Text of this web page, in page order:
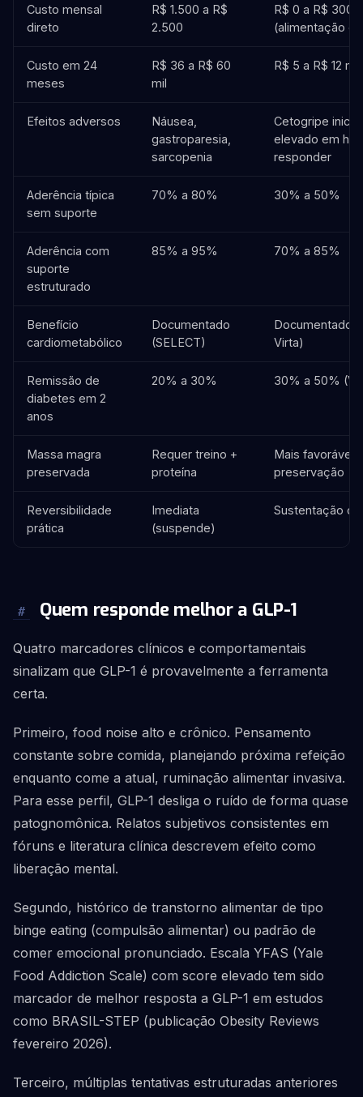
Custo mensal
direto
R$ 1.500 a R$
2.500
R$ 0 a R$ 300
(alimentação
Custo em 24
meses
R$ 36 a R$ 60
mil
R$ 5 a R$ 12 mil
Efeitos adversos
Náusea,
gastroparesia,
sarcopenia
Cetogripe
elevado em
responder
Aderência típica
sem suporte
70% a 80% 30% a 50%
Aderência com
suporte
estruturado
85% a 95% 70% a 85%
Benefício
cardiometabólico
Documentado
(SELECT)
Documentado
Virta)
Remissão de
diabetes em 2
anos
20% a 30% 30% a 50%
Massa magra
preservada
Requer treino +
proteína
Mais favorável a
preservação
Reversibilidade
prática
Imediata
(suspende)
Sustentação
# Quem responde melhor a GLP-1
Quatro marcadores clínicos e comportamentais
sinalizam que GLP-1 é provavelmente a ferramenta
certa.
Primeiro, food noise alto e crônico. Pensamento
constante sobre comida, planejando próxima refeição
enquanto come a atual, ruminação alimentar invasiva.
Para esse perfil, GLP-1 desliga o ruído de forma quase
patognomônica. Relatos subjetivos consistentes em
fóruns e literatura clínica descrevem efeito como
liberação mental.
Segundo, histórico de transtorno alimentar de tipo
binge eating (compulsão alimentar) ou padrão de
comer emocional pronunciado. Escala YFAS (Yale
Food Addiction Scale) com score elevado tem sido
marcador de melhor resposta a GLP-1 em estudos
como BRASIL-STEP (publicação Obesity Reviews
fevereiro 2026).
Terceiro, múltiplas tentativas estruturadas anteriores